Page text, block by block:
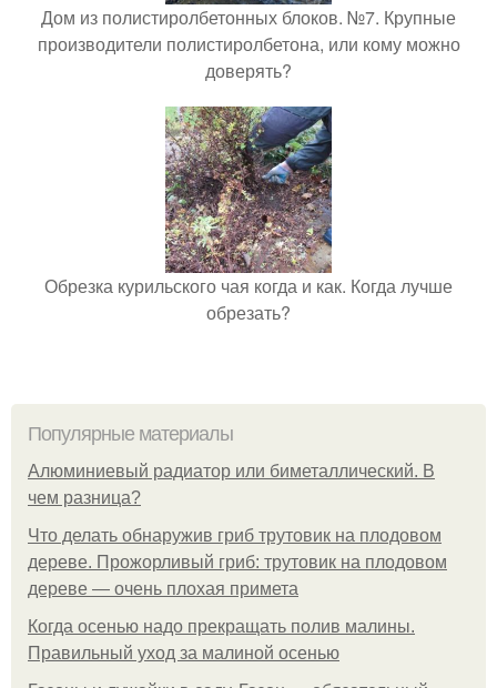
Дом из полистиролбетонных блоков. №7. Крупные
производители полистиролбетона, или кому можно
доверять?
Обрезка курильского чая когда и как. Когда лучше
обрезать?
Популярные материалы
Алюминиевый радиатор или биметаллический. В
чем разница?
Что делать обнаружив гриб трутовик на плодовом
дереве. Прожорливый гриб: трутовик на плодовом
дереве — очень плохая примета
Когда осенью надо прекращать полив малины.
Правильный уход за малиной осенью